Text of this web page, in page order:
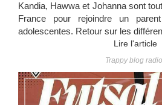
Kandia, Hawwa et Johanna sont
France pour rejoindre un
adolescentes. Retour sur les
Lire l'article
Trappy blog radio